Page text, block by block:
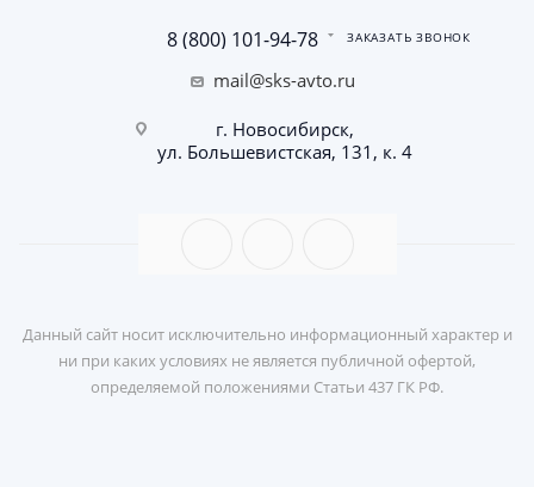
8 (800) 101-94-78 ЗАКАЗАТЬ ЗВОНОК
mail@sks-avto.ru
г. Новосибирск,
ул. Большевистская, 131, к. 4
Данный сайт носит исключительно информационный характер и
ни при каких условиях не является публичной офертой,
определяемой положениями Статьи 437 ГК РФ.